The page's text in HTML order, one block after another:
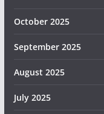
October 2025
September 2025
August 2025
July 2025